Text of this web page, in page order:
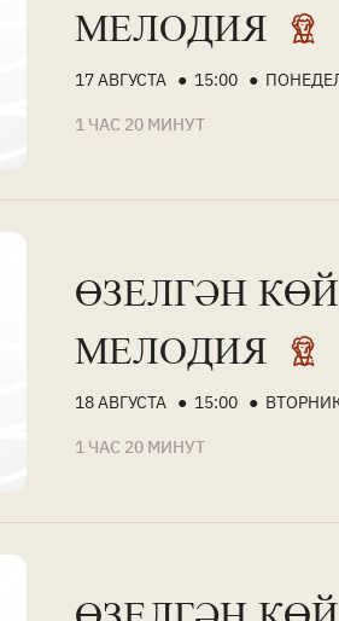
МЕЛОДИЯ
17 АВГУСТА ● 15:00 ●
1 ЧАС 20 МИНУТ
ӨЗЕЛГӘН
МЕЛОДИЯ
18 АВГУСТА ● 15:00 ●
1 ЧАС 20 МИНУТ